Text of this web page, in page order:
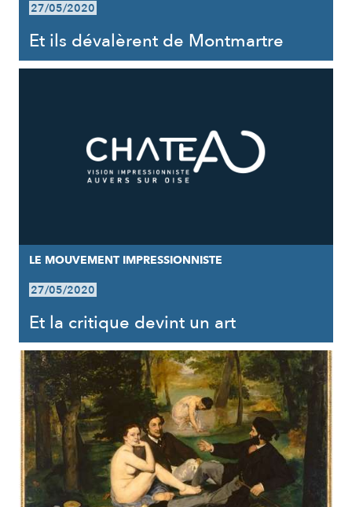
27/05/2020
Et ils dévalèrent de Montmartre
LE MOUVEMENT IMPRESSIONNISTE
27/05/2020
Et la critique devint un art